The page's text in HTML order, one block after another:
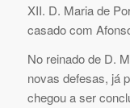
XII. D. Maria de
casado com
No reinado de D.
novas defesas, já
chegou a ser